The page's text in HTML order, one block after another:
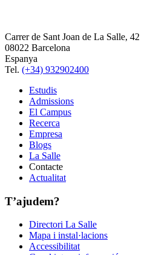
Carrer de Sant Joan de La Salle, 42
08022 Barcelona
Espanya
Tel. (+34) 932902400
Estudis
Admissions
El Campus
Recerca
Empresa
Blogs
La Salle
Contacte
Actualitat
T’ajudem?
Directori La Salle
Mapa i instal·lacions
Accessibilitat